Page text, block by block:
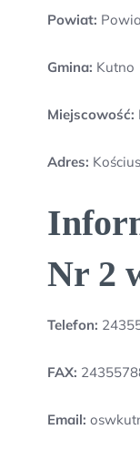
Powiat:
Gmina: Kutno
Miejscowość:
Adres:
Nr 2
Telefon:
FAX:
Email: